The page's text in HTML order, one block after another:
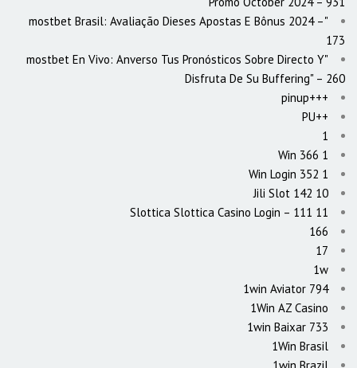
"mostbet Brasil: Avaliação Dieses Apostas E Bônus 2024 –
173
"mostbet En Vivo: Anverso Tus Pronósticos Sobre Directo Y
Disfruta De Su Buffering" – 260
+++pinup
++PU
1
1 Win 366
1 Win Login 352
10 Jili Slot 142
11 Slottica Slottica Casino Login – 111
166
17
1w
1win Aviator 794
1Win AZ Casino
1win Baixar 733
1Win Brasil